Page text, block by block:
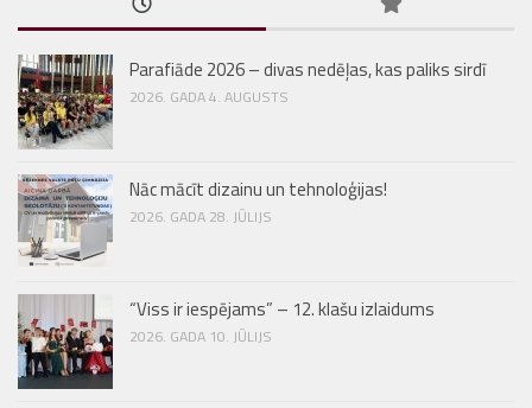
Parafiāde 2026 – divas nedēļas, kas paliks sirdī
2026. GADA 4. AUGUSTS
Nāc mācīt dizainu un tehnoloģijas!
2026. GADA 28. JŪLIJS
“Viss ir iespējams” – 12. klašu izlaidums
2026. GADA 10. JŪLIJS